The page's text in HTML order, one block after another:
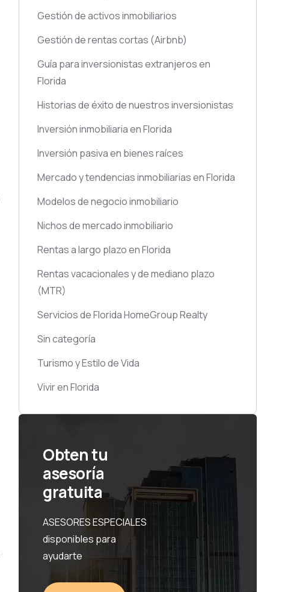
Gestión de activos inmobiliarios
Gestión de rentas cortas (Airbnb)
Guía para inversionistas extranjeros en
Florida
Historias de éxito de nuestros inversionistas
Inversión inmobiliaria en Florida
Inversión pasiva en bienes raíces
Mercado y tendencias inmobiliarias en Florida
Modelos de negocio inmobiliario
Nichos de mercado inmobiliario
Rentas a largo plazo en Florida
Rentas vacacionales y de mediano plazo
(MTR)
Servicios de Florida HomeGroup Realty
Sin categoría
Turismo y Estilo de Vida
Vivir en Florida
Obten tu
asesoría
gratuita
ASESORES ESPECIALES
disponibles para
ayudarte